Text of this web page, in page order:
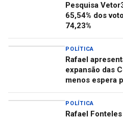
Pesquisa
65,54% dos
74,23%
POLÍTICA
Rafael
expansão das
menos espera
POLÍTICA
Rafael